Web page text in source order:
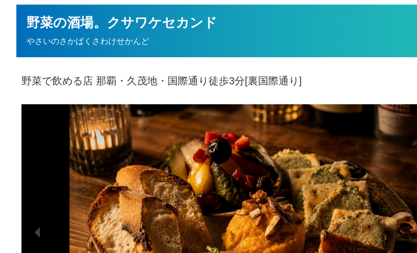
野菜の酒場。クサワケセカンド
やさいのさかばくさわけせかんど
野菜で飲める店 那覇・久茂地・国際通り徒歩3分[裏国際通り]